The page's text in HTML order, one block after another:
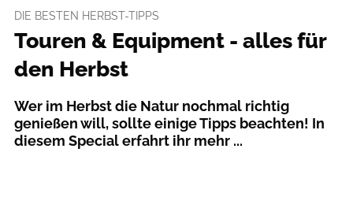
DIE BESTEN HERBST-TIPPS
Touren & Equipment - alles für
den Herbst
Wer im Herbst die Natur nochmal richtig
genießen will, sollte einige Tipps beachten! In
diesem Special erfahrt ihr mehr ...